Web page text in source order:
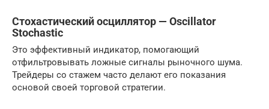
Стохастический осциллятор — Oscillator
Stochastic
Это эффективный индикатор, помогающий
отфильтровывать ложные сигналы рыночного шума.
Трейдеры со стажем часто делают его показания
основой своей торговой стратегии.